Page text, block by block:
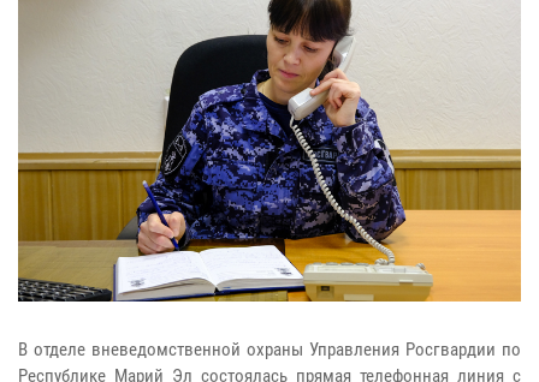
В отделе вневедомственной охраны Управления Росгвардии по
Республике Марий Эл состоялась прямая телефонная линия с